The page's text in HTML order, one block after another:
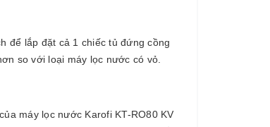
để lắp đặt cả 1 chiếc tủ đứng cồng
so với loại máy lọc nước có vỏ.
máy lọc nước Karofi KT-RO80 KV